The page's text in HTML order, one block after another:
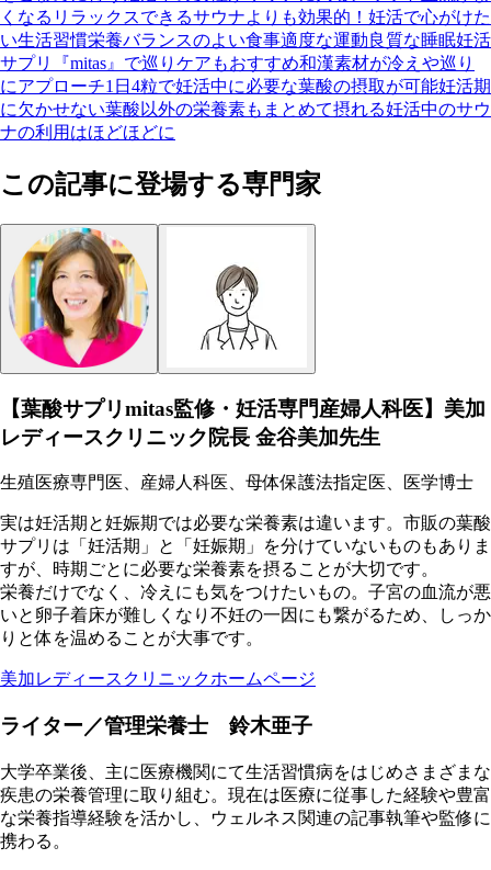
くなる リラックスできるサウナよりも効果的！妊活で心がけた
い生活習慣栄養バランスのよい食事適度な運動良質な睡眠妊活
サプリ『mitas』で巡りケアもおすすめ和漢素材が冷えや巡り
にアプローチ1日4粒で妊活中に必要な葉酸の摂取が可能妊活期
に欠かせない葉酸以外の栄養素もまとめて摂れる妊活中のサウ
ナの利用はほどほどに
この記事に登場する専門家
【葉酸サプリmitas監修・妊活専門産婦人科医】美加
レディースクリニック院長 金谷美加先生
生殖医療専門医、産婦人科医、母体保護法指定医、医学博士
実は妊活期と妊娠期では必要な栄養素は違います。市販の葉酸
サプリは「妊活期」と「妊娠期」を分けていないものもありま
すが、時期ごとに必要な栄養素を摂ることが大切です。
栄養だけでなく、冷えにも気をつけたいもの。子宮の血流が悪
いと卵子着床が難しくなり不妊の一因にも繋がるため、しっか
りと体を温めることが大事です。
美加レディースクリニックホームページ
ライター／管理栄養士 鈴木亜子
大学卒業後、主に医療機関にて生活習慣病をはじめさまざまな
疾患の栄養管理に取り組む。現在は医療に従事した経験や豊富
な栄養指導経験を活かし、ウェルネス関連の記事執筆や監修に
携わる。